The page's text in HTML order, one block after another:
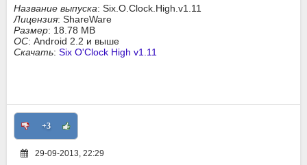
Название выпуска: Six.O.Clock.High.v1.11
Лицензия: ShareWare
Размер: 18.78 MB
ОС: Android 2.2 и выше
Скачать: Six O'Clock High v1.11
+3
29-09-2013, 22:29